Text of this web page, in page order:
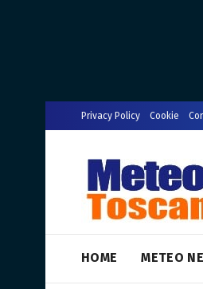
Privacy Policy Cookie
HOME METEO